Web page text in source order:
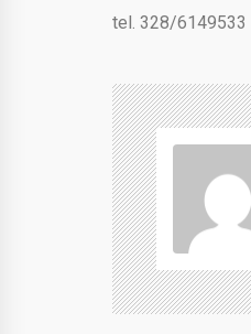
tel. 328/6149533